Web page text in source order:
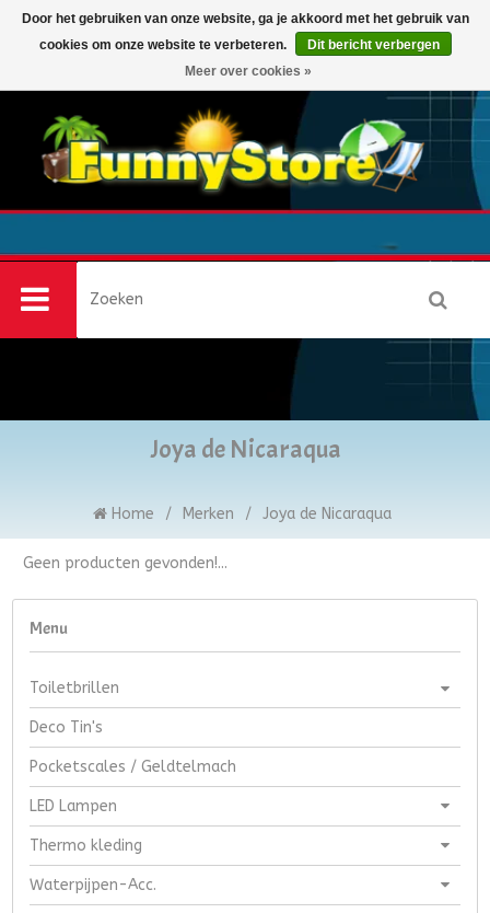
0
Joya de Nicaraqua
Home / Merken / Joya de Nicaraqua
Geen producten gevonden!...
Menu
Toiletbrillen
Deco Tin's
Pocketscales / Geldtelmach
LED Lampen
Thermo kleding
Waterpijpen-Acc.
Door het gebruiken van onze website, ga je akkoord met het gebruik van
cookies om onze website te verbeteren.
Dit bericht verbergen
Meer over cookies »